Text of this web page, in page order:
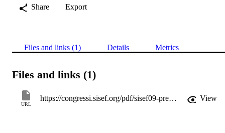
Share
Export
Files and links (1) Details Metrics
Files and links (1)
URL
https://congressi.sisef.org/pdf/sisef09-presentations.pdf View